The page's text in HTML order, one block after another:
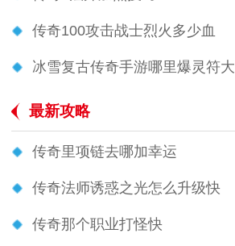
传奇100攻击战士烈火多少血
冰雪复古传奇手游哪里爆灵符大
最新攻略
传奇里项链去哪加幸运
传奇法师诱惑之光怎么升级快
传奇那个职业打怪快